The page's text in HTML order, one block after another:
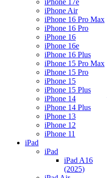
iPhone 17e
iPhone Air
iPhone 16 Pro Max
iPhone 16 Pro
iPhone 16
iPhone 16e
iPhone 16 Plus
iPhone 15 Pro Max
iPhone 15 Pro
iPhone 15
iPhone 15 Plus
iPhone 14
iPhone 14 Plus
iPhone 13
iPhone 12
iPhone 11
iPad
iPad
iPad A16
(2025)